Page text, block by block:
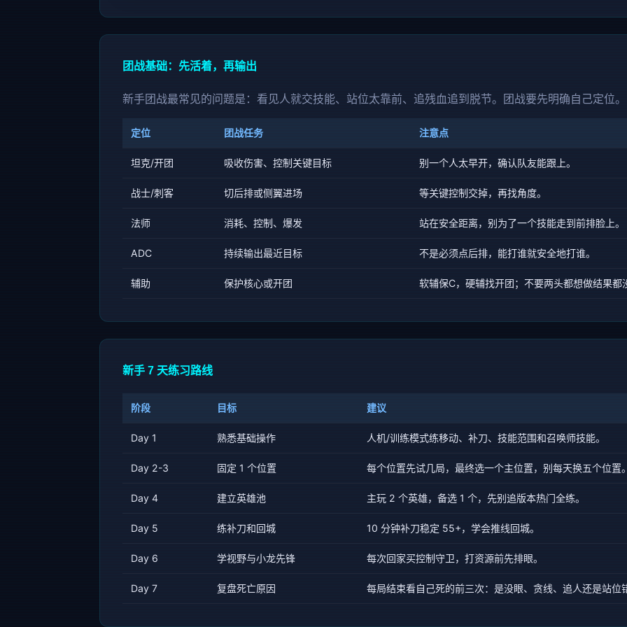
团战基础：先活着，再输出
新手团战最常见的问题是：看见人就交技能、站位太靠前、追残血追到脱节。团战要先明确自己定位。
定位 团战任务 注意点
坦克/开团 吸收伤害、控制关键目标 别一个人太早开，确认队友能跟上。
战士/刺客 切后排或侧翼进场 等关键控制交掉，再找角度。
法师 消耗、控制、爆发 站在安全距离，别为了一个技能走到前排脸上。
ADC 持续输出最近目标 不是必须点后排，能打谁就安全地打谁。
辅助 保护核心或开团 软辅保C，硬辅找开团；不要两头都想做结果都
新手 7 天练习路线
阶段 目标 建议
Day 1 熟悉基础操作 人机/训练模式练移动、补刀、技能范围和召唤师技能。
Day 2-3 固定 1 个位置 每个位置先试几局，最终选一个主位置，别每天换五个位置
Day 4 建立英雄池 主玩 2 个英雄，备选 1 个，先别追版本热门全练。
Day 5 练补刀和回城 10 分钟补刀稳定 55+，学会推线回城。
Day 6 学视野与小龙先锋 每次回家买控制守卫，打资源前先排眼。
Day 7 复盘死亡原因 每局结束看自己死的前三次：是没眼、贪线、追人还是站位